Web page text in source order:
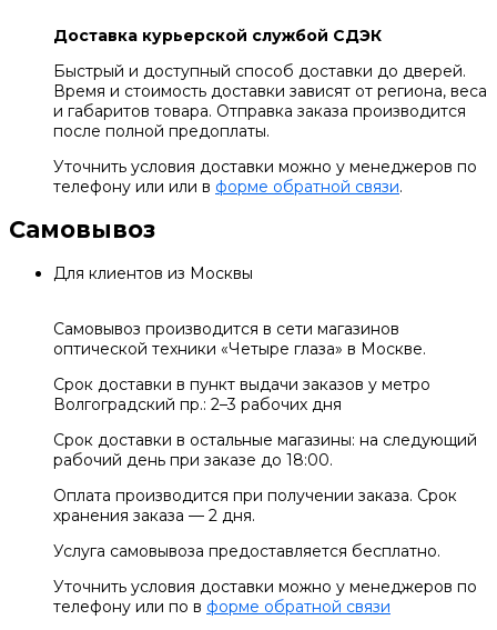
Доставка курьерской службой СДЭК
Быстрый и доступный способ доставки до дверей.
Время и стоимость доставки зависят от региона, веса
и габаритов товара. Отправка заказа производится
после полной предоплаты.
Уточнить условия доставки можно у менеджеров по
телефону или или в форме обратной связи.
Самовывоз
Для клиентов из Москвы
Самовывоз производится в сети магазинов
оптической техники «Четыре глаза» в Москве.
Срок доставки в пункт выдачи заказов у метро
Волгоградский пр.: 2–3 рабочих дня
Срок доставки в остальные магазины: на следующий
рабочий день при заказе до 18:00.
Оплата производится при получении заказа. Срок
хранения заказа — 2 дня.
Услуга самовывоза предоставляется бесплатно.
Уточнить условия доставки можно у менеджеров по
телефону или по в форме обратной связи